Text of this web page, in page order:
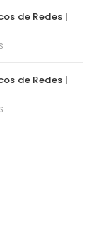
de Redes |
de Redes |